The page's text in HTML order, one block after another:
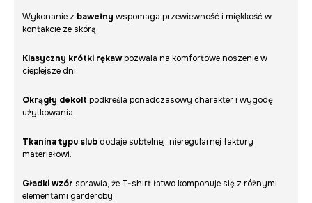
Wykonanie z bawełny wspomaga przewiewność i miękkość w
kontakcie ze skórą.
Klasyczny krótki rękawpozwala na komfortowe noszenie w
cieplejsze dni.
Okrągły dekolt podkreśla ponadczasowy charakter i wygodę
użytkowania.
Tkanina typu slub dodaje subtelnej, nieregularnej faktury
materiałowi.
Gładki wzór sprawia, że T-shirt łatwo komponuje się z różnymi
elementami garderoby.